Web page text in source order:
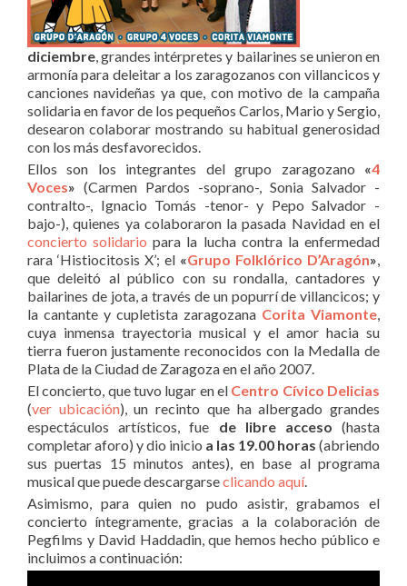
diciembre, grandes intérpretes y bailarines se unieron en
armonía para deleitar a los zaragozanos con villancicos y
canciones navideñas ya que, con motivo de la campaña
solidaria en favor de los pequeños Carlos, Mario y Sergio,
desearon colaborar mostrando su habitual generosidad
con los más desfavorecidos.
Ellos son los integrantes del grupo zaragozano «4
Voces» (Carmen Pardos -soprano-, Sonia Salvador -
contralto-, Ignacio Tomás -tenor- y Pepo Salvador -
bajo-), quienes ya colaboraron la pasada Navidad en el
concierto solidario para la lucha contra la enfermedad
rara ‘Histiocitosis X’; el «Grupo Folklórico D’Aragón»,
que deleitó al público con su rondalla, cantadores y
bailarines de jota, a través de un popurrí de villancicos; y
la cantante y cupletista zaragozana Corita Viamonte,
cuya inmensa trayectoria musical y el amor hacia su
tierra fueron justamente reconocidos con la Medalla de
Plata de la Ciudad de Zaragoza en el año 2007.
El concierto, que tuvo lugar en el Centro Cívico Delicias
(ver ubicación), un recinto que ha albergado grandes
espectáculos artísticos, fue de libre acceso (hasta
completar aforo) y dio inicio a las 19.00 horas (abriendo
sus puertas 15 minutos antes), en base al programa
musical que puede descargarseclicando aquí.
Asimismo, para quien no pudo asistir, grabamos el
concierto íntegramente, gracias a la colaboración de
Pegfilms y David Haddadin, que hemos hecho público e
incluimos a continuación: